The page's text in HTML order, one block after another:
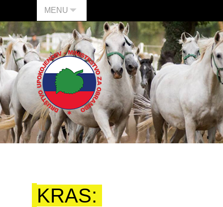
MENU
KRAS: